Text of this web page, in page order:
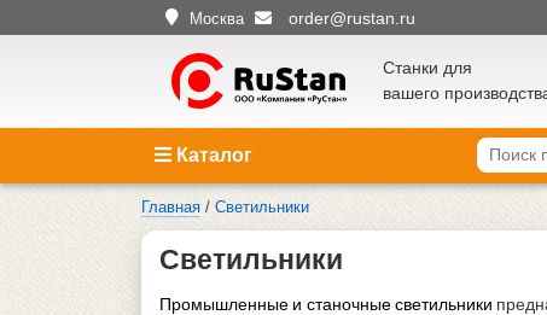
Москва order@rustan.ru
Станки для
вашего
Каталог
Главная / Светильники
Светильники
Промышленные и станочные светильники